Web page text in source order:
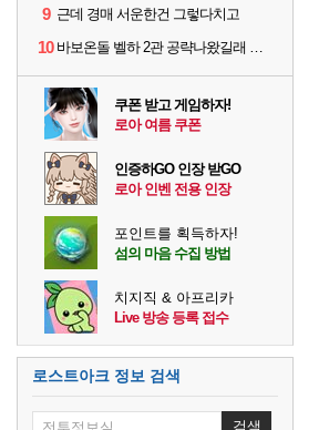
9 근데 경매 서운한건 그렇다치고
10 바보온돌 벨하 2관 공략나왔길래 보는데
쿠폰 받고 게임하자!
로아 여름 쿠폰
인증하GO 인장 받GO
로아 인벤 전용 인장
포인트를 획득하자!
섬의 마음 수집 방법
치지직 & 아프리카
Live 방송 등록 접수
로스트아크 정보 검색
검색